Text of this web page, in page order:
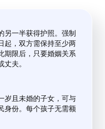
另一半获得护照。强制
起，双方需保持至少两
期限后，只要婚姻关系
夫。
岁且未婚的子女，可与
身份。每个孩子无需额